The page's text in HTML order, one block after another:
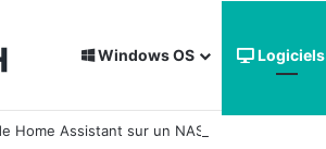
Windows OS Logiciels
Home Assistant sur un NAS Synology